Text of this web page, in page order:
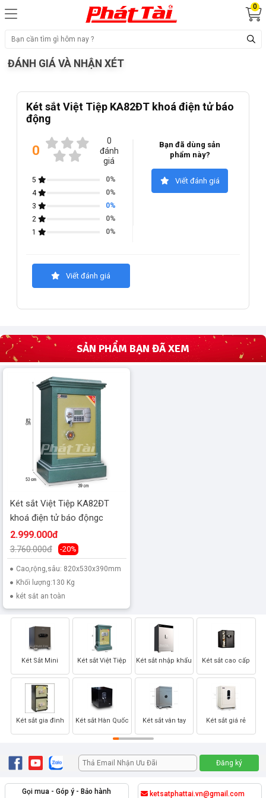
0
ĐÁNH GIÁ VÀ NHẬN XÉT
Két sắt Việt Tiệp KA82ĐT khoá điện tử báo
động
0
0
đánh
giá
5
0%
4
0%
3
0%
2
0%
1
0%
Bạn đã dùng sản
phẩm này?
Viết đánh giá
Viết đánh giá
SẢN PHẨM BẠN ĐÃ XEM
Két sắt Việt Tiệp KA82ĐT
khoá điện tử báo độngc
2.999.000đ
3.760.000đ -20%
Cao,rộng,sâu: 820x530x390mm
Khối lượng:130 Kg
két sắt an toàn
Két Sắt Mini
Két sắt gia đình
Két sắt Việt Tiệp
Két sắt Hàn Quốc
Két sắt nhập khẩu
Két sắt vân tay
Két sắt cao cấp
Két sắt giá rẻ
Gọi mua - Góp ý - Bảo hành ketsatphattai.vn@gmail.com